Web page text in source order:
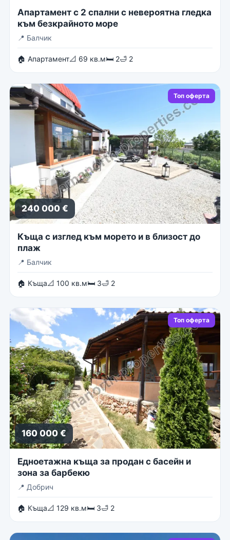
Апартамент с 2 спални с невероятна гледка
към безкрайното море
📍 Балчик
🏠 Апартамент📐 69 кв.м🛏 2🛁 2
Топ оферта
240 000 €
Къща с изглед към морето и в близост до
плаж
📍 Балчик
🏠 Къща📐 100 кв.м🛏 3🛁 2
Топ оферта
160 000 €
Едноетажна къща за продан с басейн и
зона за барбекю
📍 Добрич
🏠 Къща📐 129 кв.м🛏 3🛁 2